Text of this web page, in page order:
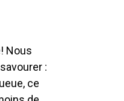
Nous
:
ce